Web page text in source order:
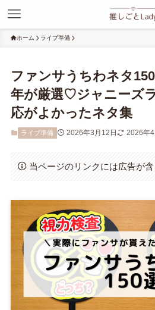
ホーム ライブ準備
ファンサうちわネタ
年が厳選♡ジャニーズ
応がよかったネタ集
ライブ準備 2026年3月12日 2026年4
当ページのリンクには広告が含